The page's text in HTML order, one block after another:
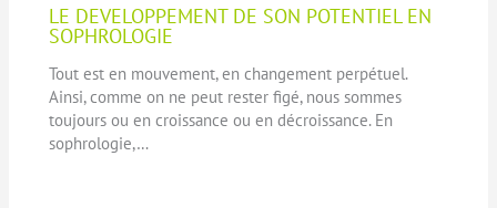
LE DEVELOPPEMENT DE SON POTENTIEL EN
SOPHROLOGIE
Tout est en mouvement, en changement perpétuel.
Ainsi, comme on ne peut rester figé, nous sommes
toujours ou en croissance ou en décroissance. En
sophrologie,…